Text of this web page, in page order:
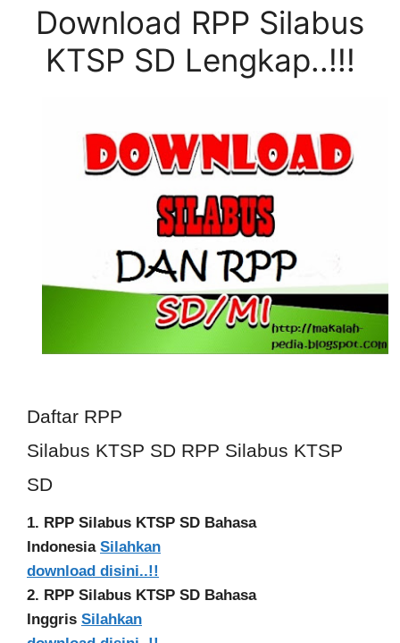
Download RPP Silabus
KTSP SD Lengkap..!!!
Daftar RPP
Silabus KTSP SD RPP Silabus KTSP
SD
1. RPP Silabus KTSP SD Bahasa
Indonesia Silahkan
download disini..!!
2. RPP Silabus KTSP SD Bahasa
Inggris Silahkan